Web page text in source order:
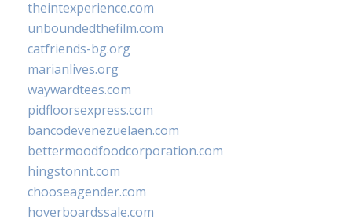
theintexperience.com
unboundedthefilm.com
catfriends-bg.org
marianlives.org
waywardtees.com
pidfloorsexpress.com
bancodevenezuelaen.com
bettermoodfoodcorporation.com
hingstonnt.com
chooseagender.com
hoverboardssale.com